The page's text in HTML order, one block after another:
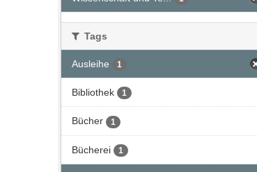
Tags
Ausleihe 1
Bibliothek 1
Bücher 1
Bücherei 1